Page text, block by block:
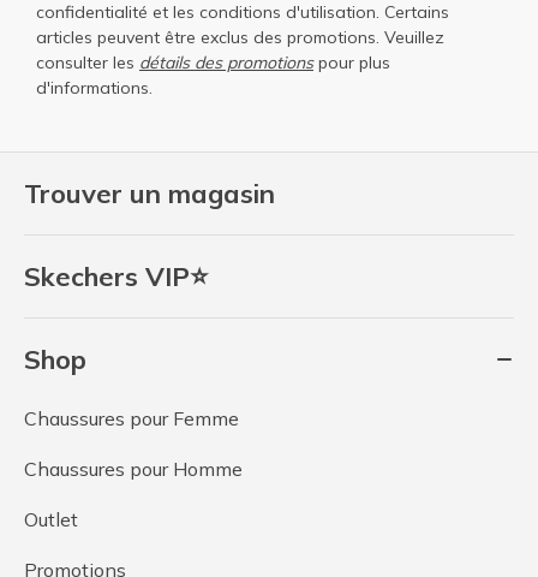
Trouver un magasin
Skechers VIP⭐
Shop
Chaussures pour Femme
Chaussures pour Homme
Outlet
Promotions
confidentialité et les conditions d'utilisation. Certains
articles peuvent être exclus des promotions. Veuillez
consulter les détails des promotionspour plus
d'informations.